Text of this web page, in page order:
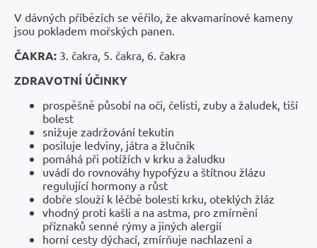
V dávných příbězích se věřilo, že akvamarínové kameny
jsou pokladem mořských panen.
ČAKRA: 3. čakra, 5. čakra, 6. čakra
ZDRAVOTNÍ ÚČINKY
prospěšně působí na oči, čelisti, zuby a žaludek, tiší
bolest
snižuje zadržování tekutin
posiluje ledviny, játra a žlučník
pomáhá při potížích v krku a žaludku
uvádí do rovnováhy hypofýzu a štítnou žlázu
regulující hormony a růst
dobře slouží k léčbě bolesti krku, oteklých žláz
vhodný proti kašli a na astma, pro zmírnění
příznaků senné rýmy a jiných alergií
horní cesty dýchací, zmírňuje nachlazení a